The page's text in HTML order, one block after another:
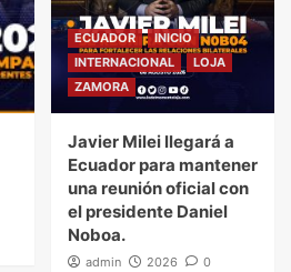
ECUADOR
INICIO
INTERNACIONAL
LOJA
ZAMORA
Javier Milei llegará a
Ecuador para mantener
una reunión oficial con
el presidente Daniel
Noboa.
admin 2026 0